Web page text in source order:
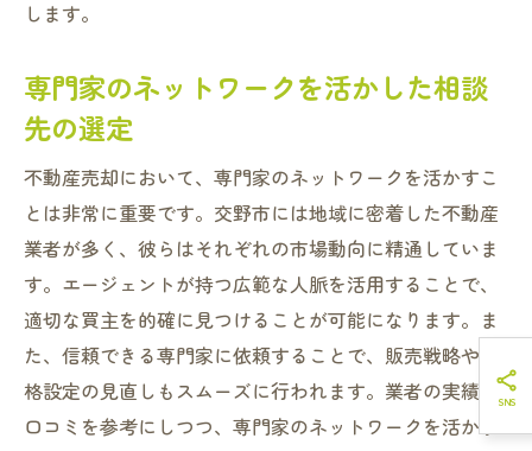
します。
専門家のネットワークを活かした相談
先の選定
不動産売却において、専門家のネットワークを活かすこ
とは非常に重要です。交野市には地域に密着した不動産
業者が多く、彼らはそれぞれの市場動向に精通していま
す。エージェントが持つ広範な人脈を活用することで、
適切な買主を的確に見つけることが可能になります。ま
た、信頼できる専門家に依頼することで、販売戦略や価
格設定の見直しもスムーズに行われます。業者の実績や
口コミを参考にしつつ、専門家のネットワークを活かす